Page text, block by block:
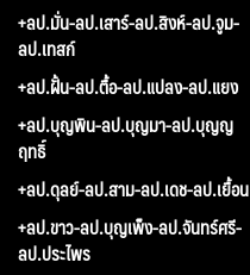
+ลป.มั่น-ลป.เสาร์-ลป.สิงห์-ลป.จูม-
ลป.เทสก์
+ลป.ฝั้น-ลป.ตื้อ-ลป.แปลง-ลป.แยง
+ลป.บุญพิน-ลป.บุญมา-ลป.บุญญ
ฤทธิ์
+ลป.ดุลย์-ลป.สาม-ลป.เดช-ลป.เยื้อน
+ลป.ขาว-ลป.บุญเพ็ง-ลป.จันทร์ศรี-
ลป.ประไพร